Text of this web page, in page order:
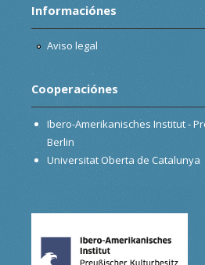
Informaciónes
Aviso legal
Cooperaciónes
Ibero-Amerikanisches Institut -
Berlin
Universitat Oberta de Catalunya